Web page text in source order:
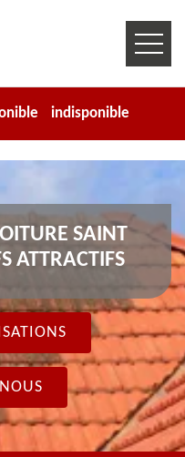
indisponible
SAINT
ATTRACTIFS